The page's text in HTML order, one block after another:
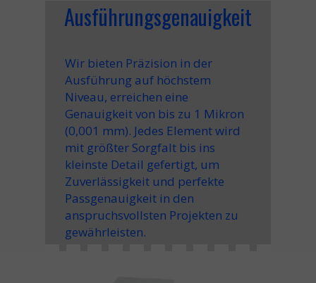
Wir bieten Präzision in der
Ausführung auf höchstem
Niveau, erreichen eine
Genauigkeit von bis zu 1 Mikron
(0,001 mm). Jedes Element wird
mit größter Sorgfalt bis ins
kleinste Detail gefertigt, um
Zuverlässigkeit und perfekte
Passgenauigkeit in den
anspruchsvollsten Projekten zu
gewährleisten.
Ausführungsgenauigkeit